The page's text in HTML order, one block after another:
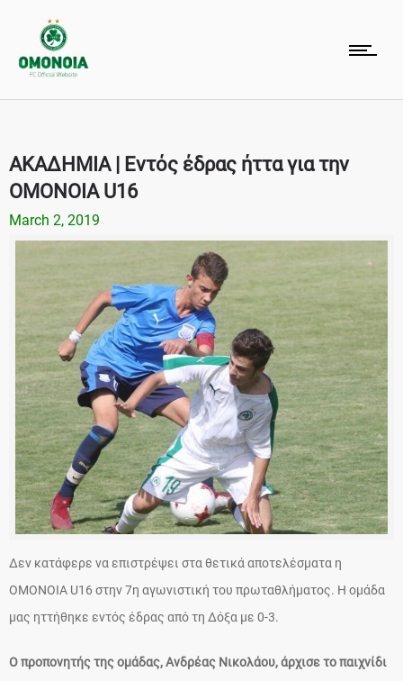
ΑΚΑΔΗΜΙΑ | Εντός έδρας ήττα για την
ΟΜΟΝΟΙΑ U16
March 2, 2019
Δεν κατάφερε να επιστρέψει στα θετικά αποτελέσματα η
ΟΜΟΝΟΙΑ U16 στην 7η αγωνιστική του πρωταθλήματος. Η ομάδα
μας ηττήθηκε εντός έδρας από τη Δόξα με 0-3.
Ο προπονητής της ομάδας, Ανδρέας Νικολάου, άρχισε το παιχνίδι